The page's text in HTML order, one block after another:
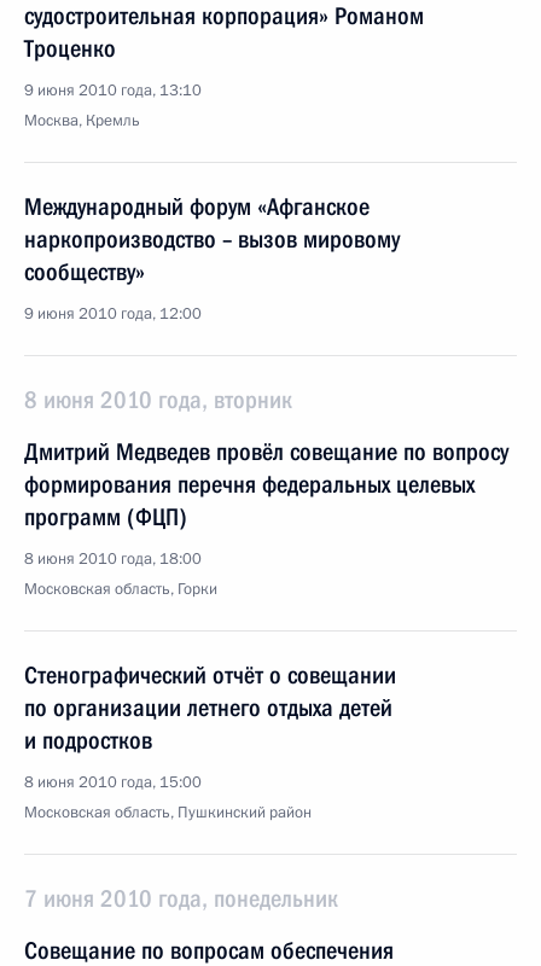
судостроительная корпорация» Романом
Троценко
9 июня 2010 года, 13:10
Москва, Кремль
Международный форум «Афганское
наркопроизводство – вызов мировому
сообществу»
9 июня 2010 года, 12:00
8 июня 2010 года, вторник
Дмитрий Медведев провёл совещание по вопросу
формирования перечня федеральных целевых
программ (ФЦП)
8 июня 2010 года, 18:00
Московская область, Горки
Стенографический отчёт о совещании
по организации летнего отдыха детей
и подростков
8 июня 2010 года, 15:00
Московская область, Пушкинский район
7 июня 2010 года, понедельник
Совещание по вопросам обеспечения